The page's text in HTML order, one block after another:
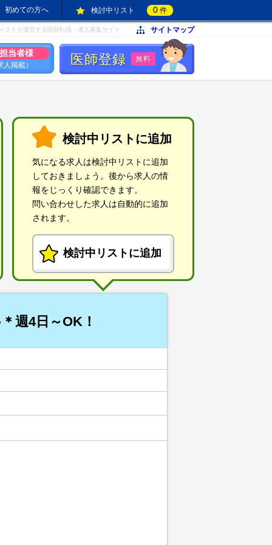
初めての方へ 検討中リスト 0 件
ストが運営する医師転職・求人募集サイト サイトマップ
当者様
人掲載） 医師登録 無料
検討中リストに追加
気になる求人は検討中リストに追加
しておきましょう。後から求人の情
報をじっくり確認できます。
問い合わせした求人は自動的に追加
されます。
検討中リストに追加
週4日～OK！